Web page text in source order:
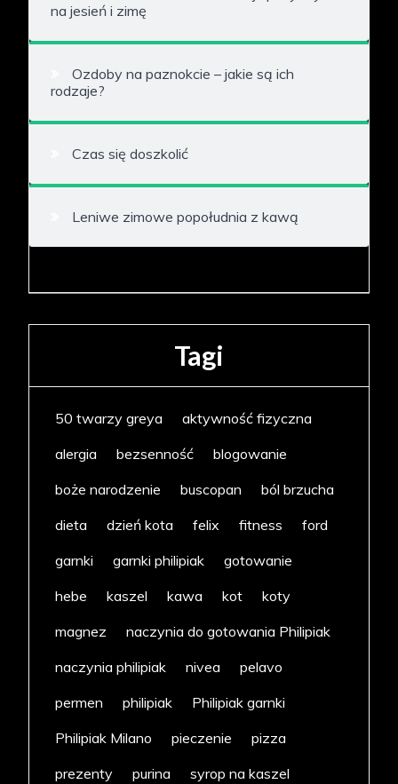
na jesień i zimę
Ozdoby na paznokcie – jakie są ich
rodzaje?
Czas się doszkolić
Leniwe zimowe popołudnia z kawą
Tagi
50 twarzy greya
aktywność fizyczna
alergia
bezsenność
blogowanie
boże narodzenie
buscopan
ból brzucha
dieta
dzień kota felix fitness
ford
garnki
garnki philipiak
gotowanie
hebe
kaszel kawa kot
koty
magnez
naczynia do gotowania Philipiak
naczynia philipiak
nivea
pelavo
permen
philipiak
Philipiak garnki
Philipiak Milano
pieczenie
pizza
prezenty
purina
syrop na kaszel